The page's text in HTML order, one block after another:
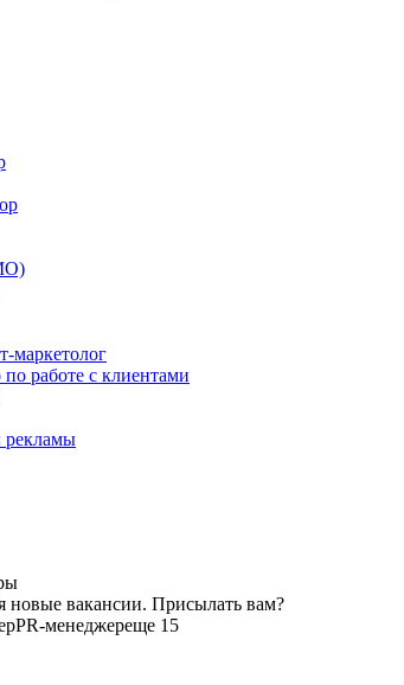
маркетолог
работе с клиентами
рекламы
новые вакансии. Присылать вам?
PR-менеджереще 15